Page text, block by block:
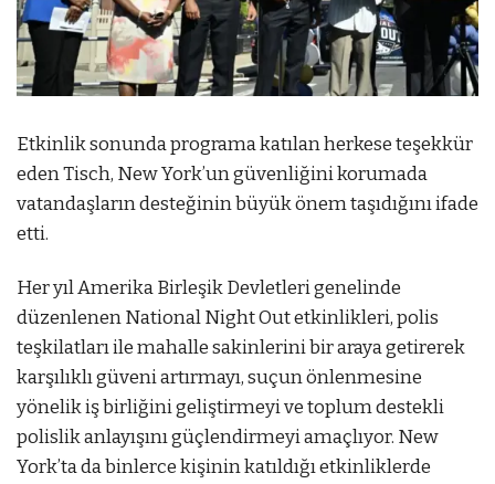
Etkinlik sonunda programa katılan herkese teşekkür
eden Tisch, New York’un güvenliğini korumada
vatandaşların desteğinin büyük önem taşıdığını ifade
etti.
Her yıl Amerika Birleşik Devletleri genelinde
düzenlenen National Night Out etkinlikleri, polis
teşkilatları ile mahalle sakinlerini bir araya getirerek
karşılıklı güveni artırmayı, suçun önlenmesine
yönelik iş birliğini geliştirmeyi ve toplum destekli
polislik anlayışını güçlendirmeyi amaçlıyor. New
York’ta da binlerce kişinin katıldığı etkinliklerde